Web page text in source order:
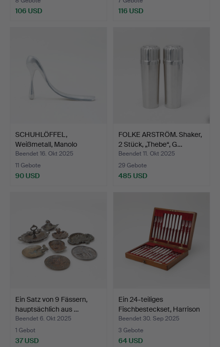
106 USD 116 USD
SCHUHLÖFFEL,
Weißmetall, Manolo
Blahnik.
Beendet 16. Okt 2025
11 Gebote
90 USD
FOLKE ARSTRÖM. Shaker,
2 Stück, „Thebe“, G…
Beendet 11. Okt 2025
29 Gebote
485 USD
Ein Satz von 9 Fässern,
hauptsächlich aus …
Beendet 6. Okt 2025
1 Gebot
37 USD
Ein 24-teiliges
Fischbesteckset, Harrison
…
Beendet 30. Sep 2025
3 Gebote
64 USD